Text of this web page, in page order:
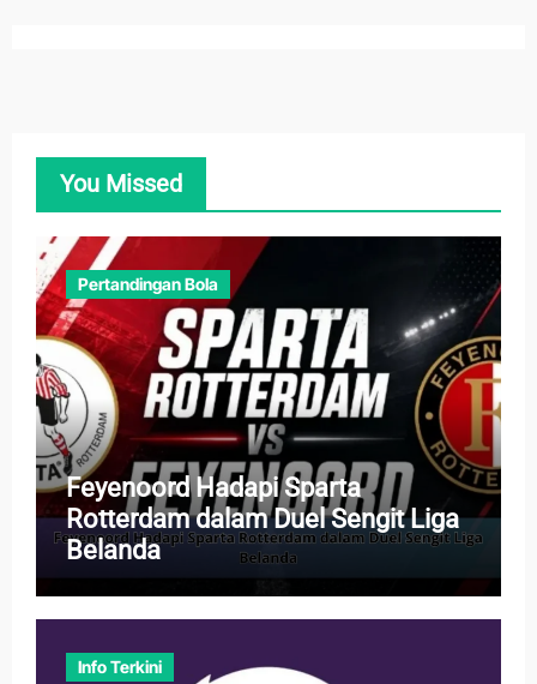
You Missed
Pertandingan Bola
Feyenoord Hadapi Sparta
Rotterdam dalam Duel Sengit Liga
Belanda
Info Terkini